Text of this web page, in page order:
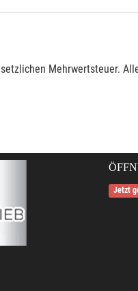
Mehrwertsteuer.
Jetzt